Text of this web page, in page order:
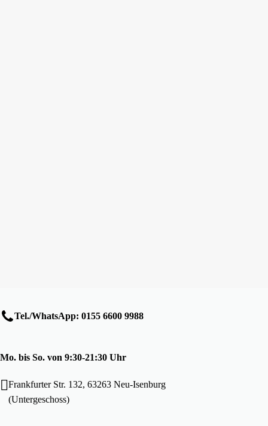
Tel./WhatsApp: 0155 6600 9988
Mo. bis So. von 9:30-21:30 Uhr
Frankfurter Str. 132, 63263 Neu-Isenburg
(Untergeschoss)